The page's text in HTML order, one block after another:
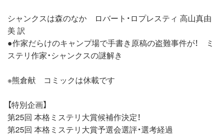
シャンクスは森のなか ロバート・ロプレスティ 高山真由
美 訳
●作家だらけのキャンプ場で手書き原稿の盗難事件が！ ミ
ステリ作家・シャンクスの謎解き
※熊倉献 コミックは休載です
【特別企画】
第25回 本格ミステリ大賞候補作決定！
第25回 本格ミステリ大賞予選会選評・選考経過